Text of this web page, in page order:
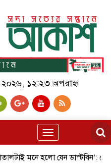
১২:২৩ অপরাহ্ন
Toggle
navigation
মনে হলো যেন ডাস্টবিন’: